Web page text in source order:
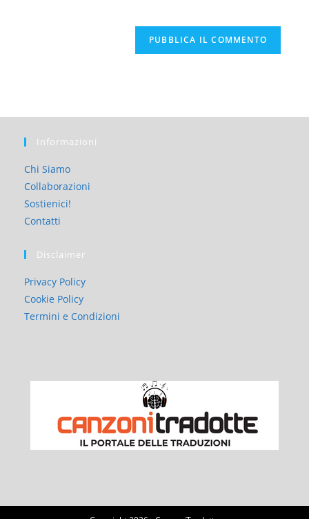
Informazioni
Chi Siamo
Collaborazioni
Sostienici!
Contatti
Disclaimer
Privacy Policy
Cookie Policy
Termini e Condizioni